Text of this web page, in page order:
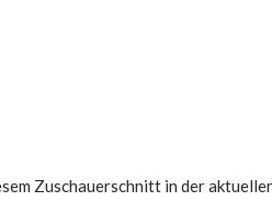
Zuschauerschnitt in der